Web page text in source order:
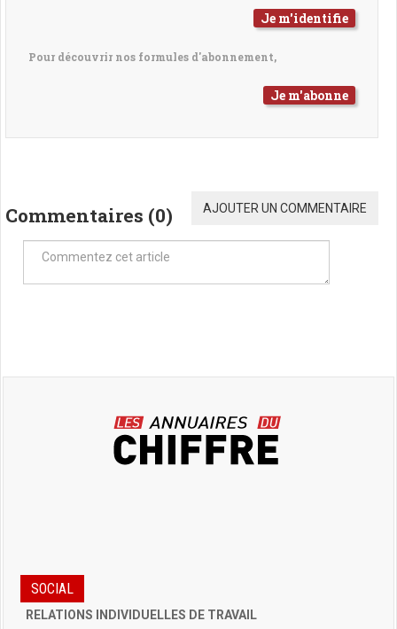
Je m'identifie
Pour découvrir nos formules d'abonnement,
Je m'abonne
Commentaires (0) AJOUTER UN COMMENTAIRE
SOCIAL
RELATIONS INDIVIDUELLES DE TRAVAIL